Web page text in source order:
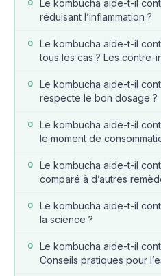
0
Le kombucha aide-t-il
réduisant l’inflammation ?
0
Le kombucha aide-t-il
tous les cas ? Les contre-
0
Le kombucha aide-t-il
respecte le bon dosage ?
0
Le kombucha aide-t-il
le moment de
0
Le kombucha aide-t-il
comparé à d’autres
0
Le kombucha aide-t-il
la science ?
0
Le kombucha aide-t-il
Conseils pratiques pour